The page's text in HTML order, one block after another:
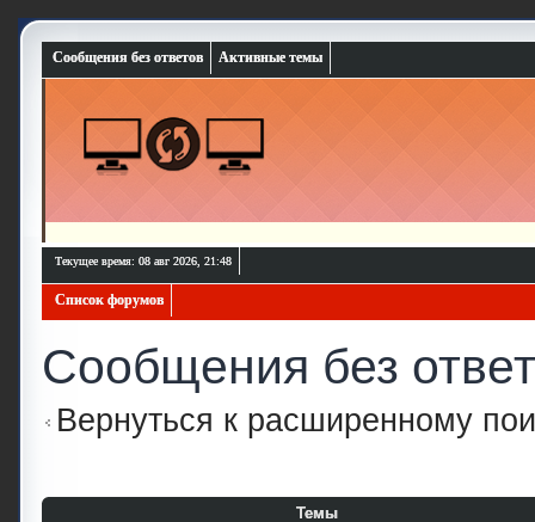
Сообщения без ответов Активные темы
Текущее время: 08 авг 2026, 21:48
Список форумов
Сообщения без
Вернуться к расширенному
Темы